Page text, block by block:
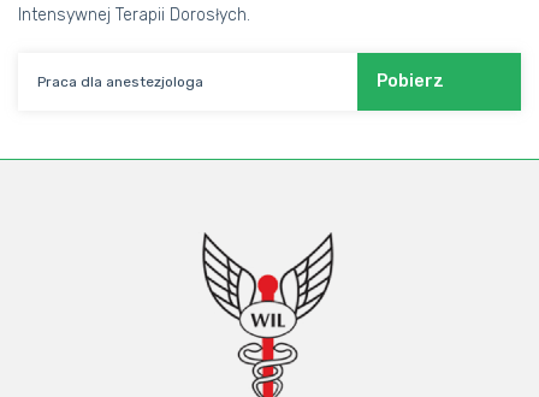
Intensywnej Terapii Dorosłych.
Praca dla anestezjologa Pobierz